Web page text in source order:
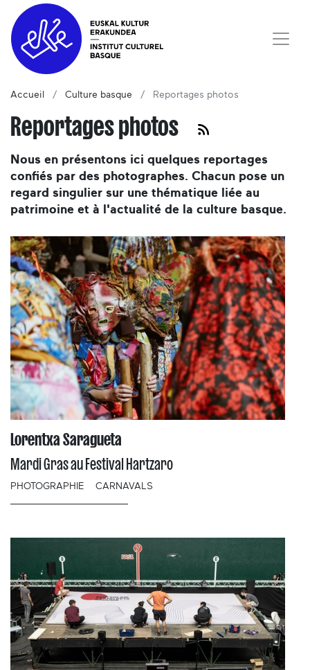
Accueil Culture basque Reportages photos
Reportages photos
Nous en présentons ici quelques reportages
confiés par des photographes. Chacun pose un
regard singulier sur une thématique liée au
patrimoine et à l'actualité de la culture basque.
Lorentxa Saragueta
Mardi Gras au Festival Hartzaro
PHOTOGRAPHIE CARNAVALS